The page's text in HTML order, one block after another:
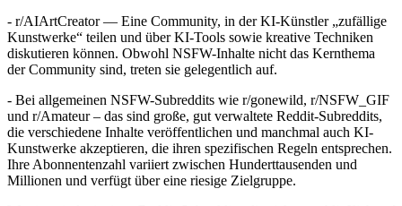
- r/AIArtCreator — Eine Community, in der KI-Künstler „zufällige
Kunstwerke“ teilen und über KI-Tools sowie kreative Techniken
diskutieren können. Obwohl NSFW-Inhalte nicht das Kernthema
der Community sind, treten sie gelegentlich auf.
- Bei allgemeinen NSFW-Subreddits wie r/gonewild, r/NSFW_GIF
und r/Amateur – das sind große, gut verwaltete Reddit-Subreddits,
die verschiedene Inhalte veröffentlichen und manchmal auch KI-
Kunstwerke akzeptieren, die ihren spezifischen Regeln entsprechen.
Ihre Abonnentenzahl variiert zwischen Hunderttausenden und
Millionen und verfügt über eine riesige Zielgruppe.